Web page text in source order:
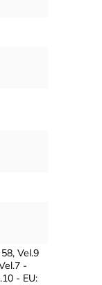
, Vel.9
-
- EU: